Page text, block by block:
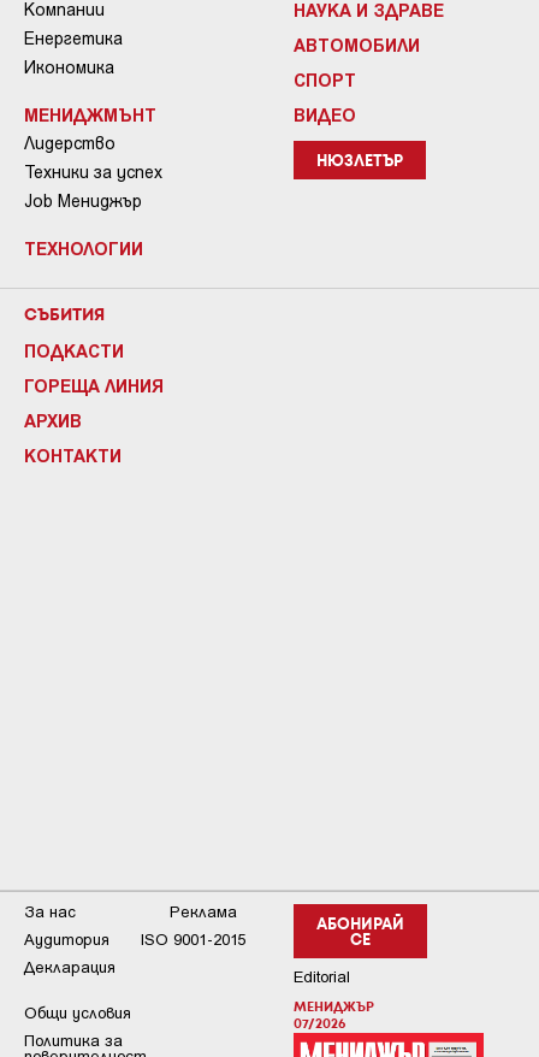
Компании
Енергетика
Икономика
МЕНИДЖМЪНТ
Лидерство
Техники за успех
Job Мениджър
ТЕХНОЛОГИИ
НАУКА И ЗДРАВЕ
АВТОМОБИЛИ
СПОРТ
ВИДЕО
НЮЗЛЕТЪР
СЪБИТИЯ
ПОДКАСТИ
ГОРЕЩА ЛИНИЯ
АРХИВ
КОНТАКТИ
АБОНИРАЙ
СЕ
Editorial
МЕНИДЖЪР
07/2026
За нас
Реклама
Аудитория
ISO 9001-2015
Декларация
Общи условия
Пoлитикa зa